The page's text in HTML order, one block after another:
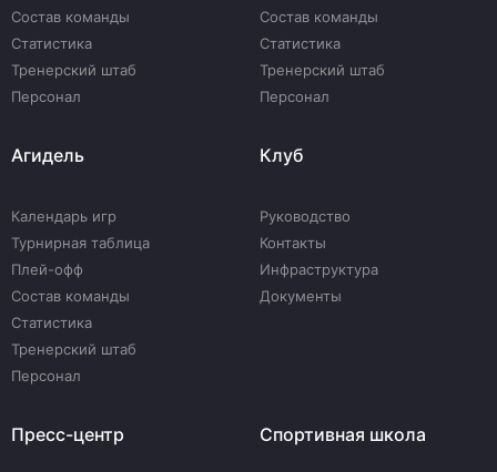
Состав команды
Статистика
Тренерский штаб
Персонал
Состав команды
Статистика
Тренерский штаб
Персонал
Агидель
Календарь игр
Турнирная таблица
Плей-офф
Состав команды
Статистика
Тренерский штаб
Персонал
Клуб
Руководство
Контакты
Инфраструктура
Документы
Пресс-центр Спортивная школа